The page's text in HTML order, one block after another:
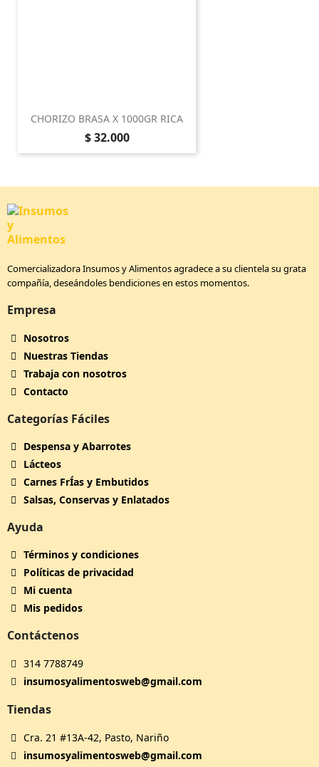
CHORIZO BRASA X 1000GR RICA
Precio
$ 32.000
Comercializadora Insumos y Alimentos agradece a su clientela su grata
compañía, deseándoles bendiciones en estos momentos.
Empresa
Nosotros
Nuestras Tiendas
Trabaja con nosotros
Contacto
Categorías Fáciles
Despensa y Abarrotes
Lácteos
Carnes FrÍ­as y Embutidos
Salsas, Conservas y Enlatados
Ayuda
Términos y condiciones
Políticas de privacidad
Mi cuenta
Mis pedidos
Contáctenos
314 7788749
insumosyalimentosweb@gmail.com
Tiendas
Cra. 21 #13A-42, Pasto, Nariño
insumosyalimentosweb@gmail.com